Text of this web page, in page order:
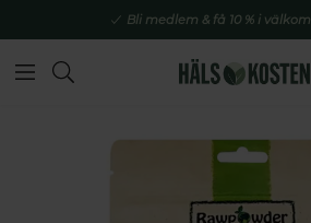
Bli medlem & få 10 % i